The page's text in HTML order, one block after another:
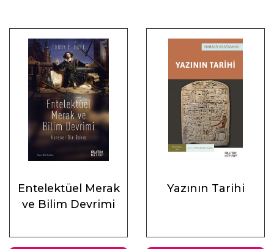
Entelektüel Merak
ve Bilim Devrimi
Yazının Tarihi